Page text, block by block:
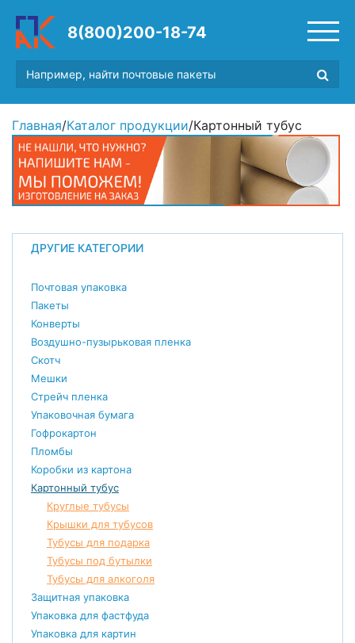
8(800)200-18-74
Главная/Каталог продукции/Картонный тубус
ДРУГИЕ КАТЕГОРИИ
Почтовая упаковка
Пакеты
Конверты
Воздушно-пузырьковая пленка
Скотч
Мешки
Стрейч пленка
Упаковочная бумага
Гофрокартон
Пломбы
Коробки из картона
Картонный тубус
Круглые тубусы
Крышки для тубусов
Тубусы для подарка
Тубусы под бутылки
Тубусы для алкоголя
Защитная упаковка
Упаковка для фастфуда
Упаковка для картин